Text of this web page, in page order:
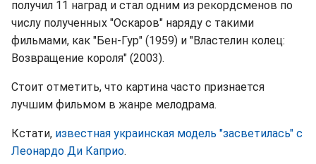
получил 11 наград и стал одним из рекордсменов по
числу полученных "Оскаров" наряду с такими
фильмами, как "Бен-Гур" (1959) и "Властелин колец:
Возвращение короля" (2003).
Стоит отметить, что картина часто признается
лучшим фильмом в жанре мелодрама.
Кстати, известная украинская модель "засветилась" с
Леонардо Ди Каприо.